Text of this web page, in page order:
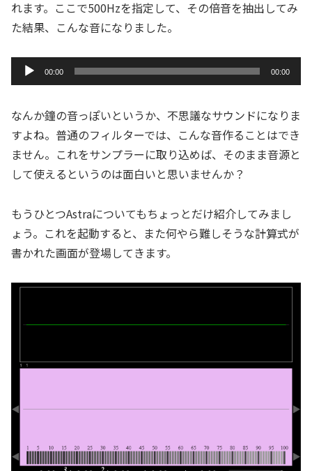
ー
ヤ
ー
れます。ここで500Hzを指定して、その倍音を抽出してみ
た結果、こんな音になりました。
声
レ
ー
ヤ
ー
00:00 00:00
なんか鐘の音っぽいというか、不思議なサウンドになりま
すよね。普通のフィルターでは、こんな音作ることはでき
ません。これをサンプラーに取り込めば、そのまま音源と
して使えるというのは面白いと思いませんか？
もうひとつAstraについてもちょっとだけ紹介してみまし
ょう。これを起動すると、また何やら難しそうな計算式が
書かれた画面が登場してきます。